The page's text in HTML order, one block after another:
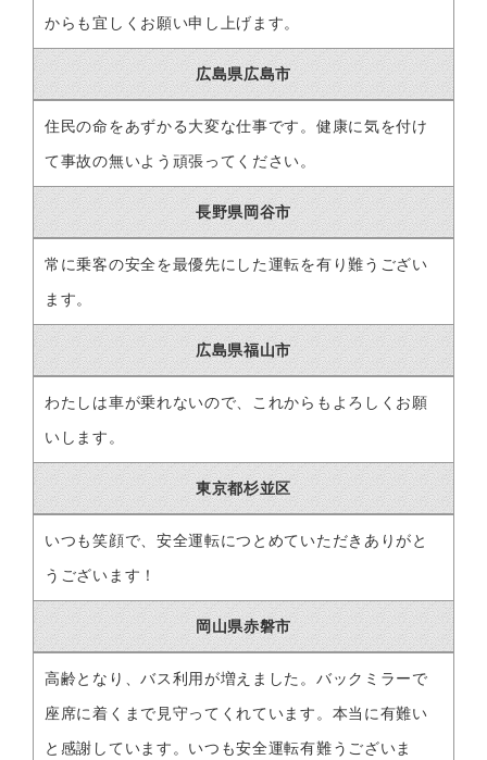
からも宜しくお願い申し上げます。
広島県広島市
住民の命をあずかる大変な仕事です。健康に気を付け
て事故の無いよう頑張ってください。
長野県岡谷市
常に乗客の安全を最優先にした運転を有り難うござい
ます。
広島県福山市
わたしは車が乗れないので、これからもよろしくお願
いします。
東京都杉並区
いつも笑顔で、安全運転につとめていただきありがと
うございます！
岡山県赤磐市
高齢となり、バス利用が増えました。バックミラーで
座席に着くまで見守ってくれています。本当に有難い
と感謝しています。いつも安全運転有難うございま